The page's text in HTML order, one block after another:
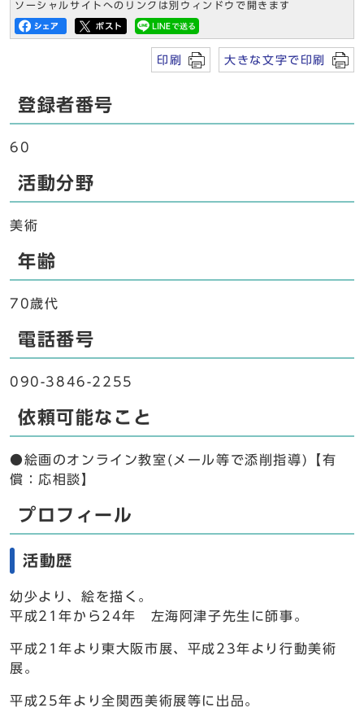
ソーシャルサイトへのリンクは別ウィンドウで開きます
印刷 大きな文字で印刷
登録者番号
60
活動分野
美術
年齢
70歳代
電話番号
090-3846-2255
依頼可能なこと
●絵画のオンライン教室(メール等で添削指導)【有
償：応相談】
プロフィール
活動歴
幼少より、絵を描く。
平成21年から24年 左海阿津子先生に師事。
平成21年より東大阪市展、平成23年より行動美術
展。
平成25年より全関西美術展等に出品。